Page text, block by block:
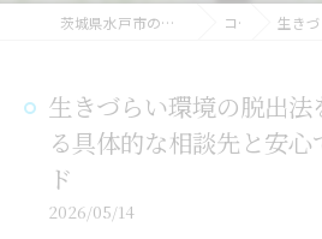
茨城県水戸市のカウンセリングなら成健研究所 コラム 生きづらい環境
生きづらい環境の脱出
る具体的な相談先と安心
ド
2026/05/14